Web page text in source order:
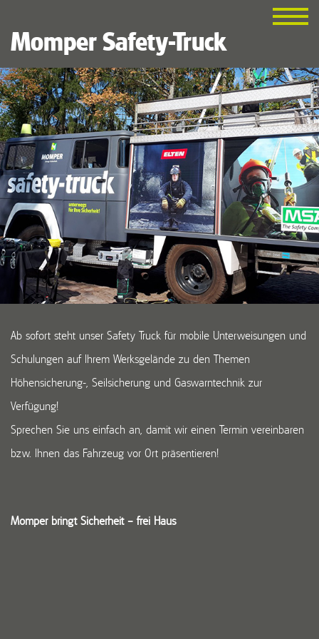
Momper Safety-Truck
Ab sofort steht unser Safety Truck für mobile Unterweisungen und
Schulungen auf Ihrem Werksgelände zu den Themen
Höhensicherung-, Seilsicherung und Gaswarntechnik zur
Verfügung!
Sprechen Sie uns einfach an, damit wir einen Termin vereinbaren
bzw. Ihnen das Fahrzeug vor Ort präsentieren!
Momper bringt Sicherheit – frei Haus